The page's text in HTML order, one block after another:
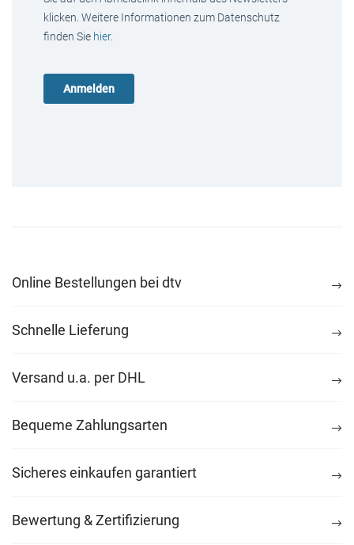
klicken. Weitere Informationen zum Datenschutz
finden Sie hier.
Online Bestellungen bei dtv
Schnelle Lieferung
Versand u.a. per DHL
Bequeme Zahlungsarten
Sicheres einkaufen garantiert
Bewertung & Zertifizierung